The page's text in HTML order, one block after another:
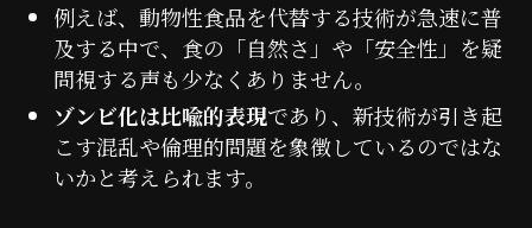
例えば、動物性食品を代替する技術が急速に普
及する中で、食の「自然さ」や「安全性」を疑
問視する声も少なくありません。
ゾンビ化は比喩的表現であり、新技術が引き起
こす混乱や倫理的問題を象徴しているのではな
いかと考えられます。